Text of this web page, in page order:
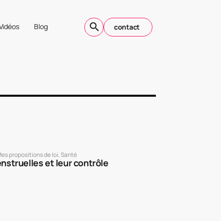
Blog contact
propositions de loi,Santé
et leur contrôle